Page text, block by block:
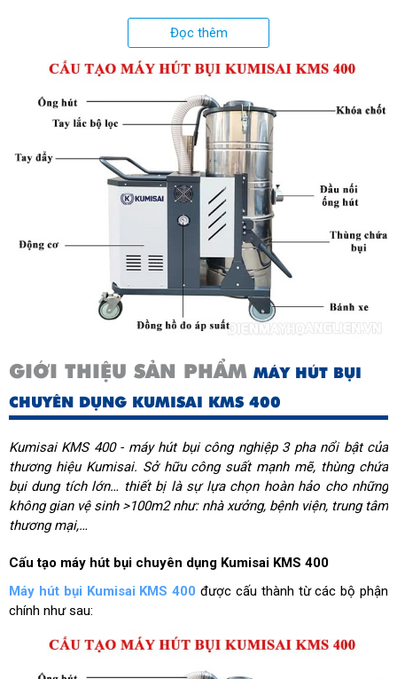
380
Độ ồn (dB) 86
Công suất (W) 4000
Đọc thêm
GIỚI THIỆU SẢN PHẨM MÁY HÚT BỤI
CHUYÊN DỤNG KUMISAI KMS 400
Kumisai KMS 400 - máy hút bụi công nghiệp 3 pha nổi bật của
thương hiệu Kumisai. Sở hữu công suất mạnh mẽ, thùng chứa
bụi dung tích lớn… thiết bị là sự lựa chọn hoàn hảo cho những
không gian vệ sinh >100m2 như: nhà xưởng, bệnh viện, trung tâm
thương mại,…
Cấu tạo máy hút bụi chuyên dụng Kumisai KMS 400
Máy hút bụi Kumisai KMS 400 được cấu thành từ các bộ phận
chính như sau: